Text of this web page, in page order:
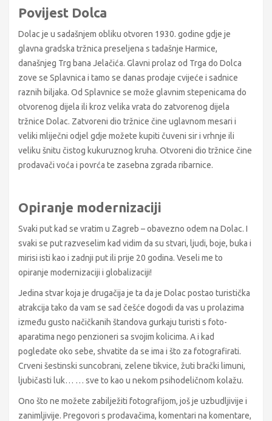
Povijest Dolca
Dolac je u sadašnjem obliku otvoren 1930. godine gdje je
glavna gradska tržnica preseljena s tadašnje Harmice,
današnjeg Trg bana Jelačića. Glavni prolaz od Trga do Dolca
zove se Splavnica i tamo se danas prodaje cvijeće i sadnice
raznih biljaka. Od Splavnice se može glavnim stepenicama do
otvorenog dijela ili kroz velika vrata do zatvorenog dijela
tržnice Dolac. Zatvoreni dio tržnice čine uglavnom mesari i
veliki mliječni odjel gdje možete kupiti čuveni sir i vrhnje ili
veliku šnitu čistog kukuruznog kruha. Otvoreni dio tržnice čine
prodavači voća i povrća te zasebna zgrada ribarnice.
Opiranje modernizaciji
Svaki put kad se vratim u Zagreb – obavezno odem na Dolac. I
svaki se put razveselim kad vidim da su stvari, ljudi, boje, buka i
mirisi isti kao i zadnji put ili prije 20 godina. Veseli me to
opiranje modernizaciji i globalizaciji!
Jedina stvar koja je drugačija je ta da je Dolac postao turistička
atrakcija tako da vam se sad češće dogodi da vas u prolazima
između gusto načičkanih štandova gurkaju turisti s foto-
aparatima nego penzioneri sa svojim kolicima. A i kad
pogledate oko sebe, shvatite da se ima i što za fotografirati.
Crveni šestinski suncobrani, zelene tikvice, žuti brački limuni,
ljubičasti luk… … sve to kao u nekom psihodeličnom kolažu.
Ono što ne možete zabilježiti fotografijom, još je uzbudljivije i
zanimljivije. Pregovori s prodavačima, komentari na komentare,